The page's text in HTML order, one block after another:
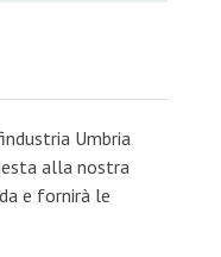
Umbria
alla nostra
e fornirà le